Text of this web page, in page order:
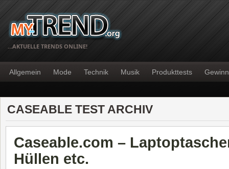
…AKTUELLE TRENDS ONLINE!
Allgemein Mode Technik Musik Produkttests
CASEABLE TEST ARCHIV
Caseable.com –
Hüllen etc.